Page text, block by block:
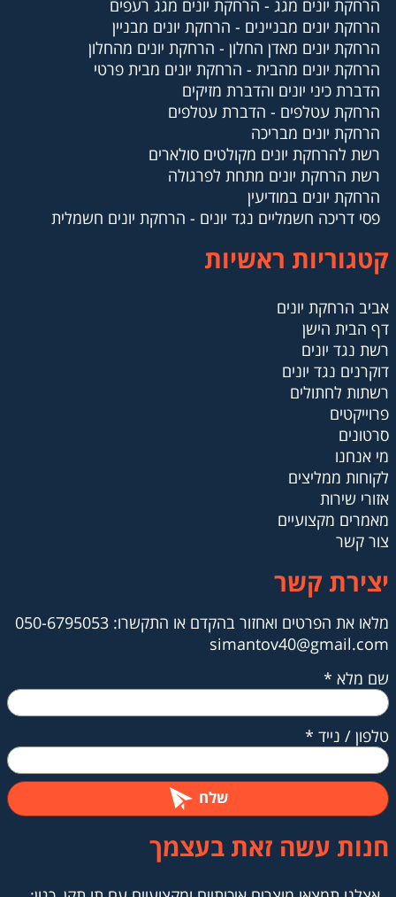
הרחקת יונים מגג - הרחקת יונים מגג רעפים
הרחקת יונים מבניינים - הרחקת יונים מבניין
הרחקת יונים מאדן החלון - הרחקת יונים מהחלון
הרחקת יונים מהבית - הרחקת יונים מבית פרטי
הדברת כיני יונים והדברת מזיקים
הרחקת עטלפים - הדברת עטלפים
הרחקת יונים מבריכה
רשת להרחקת יונים מקולטים סולארים
רשת הרחקת יונים מתחת לפרגולה
הרחקת יונים במודיעין
פסי דריכה חשמליים נגד יונים - הרחקת יונים חשמלית
קטגוריות ראשיות
אביב הרחקת יונים
דף הבית הישן
רשת נגד יונים
דוקרנים נגד יונים
רשתות לחתולים
פרוייקטים
סרטונים
מי אנחנו
לקוחות ממליצים
אזורי שירות
מאמרים מקצועיים
צור קשר
יצירת קשר
מלאו את הפרטים ואחזור בהקדם או ​​​​​​​התקשרו: 050-6795053
simantov40@gmail.com
שם מלא *
טלפון / נייד *
שלח
חנות עשה זאת בעצמך